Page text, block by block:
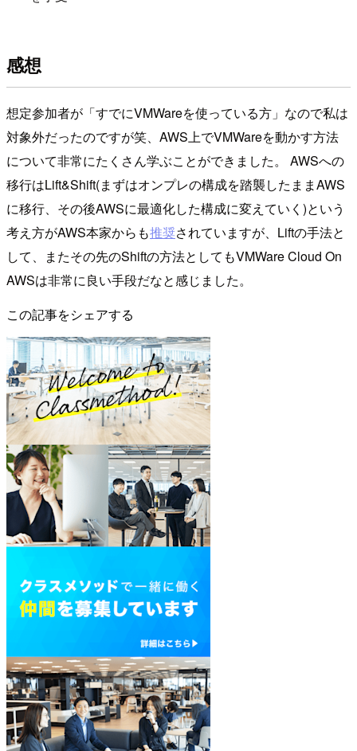
感想
想定参加者が「すでにVMWareを使っている方」なので私は
対象外だったのですが笑、AWS上でVMWareを動かす方法
について非常にたくさん学ぶことができました。 AWSへの
移行はLift&Shift(まずはオンプレの構成を踏襲したままAWS
に移行、その後AWSに最適化した構成に変えていく)という
考え方がAWS本家からも推奨されていますが、Liftの手法と
して、またその先のShiftの方法としてもVMWare Cloud On
AWSは非常に良い手段だなと感じました。
この記事をシェアする